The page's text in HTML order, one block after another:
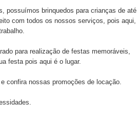
possuímos brinquedos para crianças de até
com todos os nossos serviços, pois aqui,
para realização de festas memoráveis,
festa pois aqui é o lugar.
confira nossas promoções de locação.